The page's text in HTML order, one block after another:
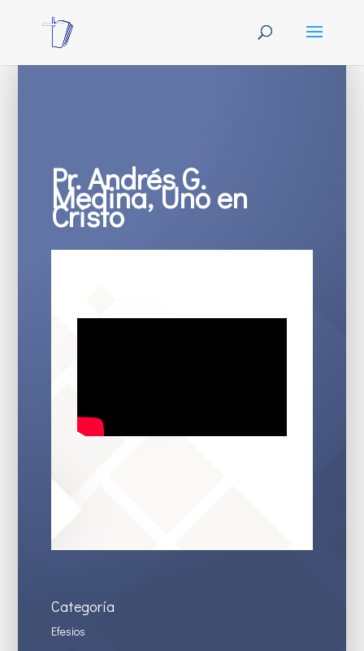
Pr. Andrés G.
Medina, Uno en
Cristo
Categoría
Efesios